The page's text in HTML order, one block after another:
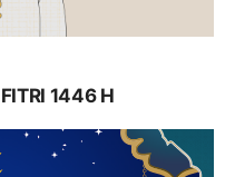
1446 H